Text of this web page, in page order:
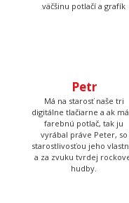
Petr
a za zvuku tvrdej rockovej
hudby.